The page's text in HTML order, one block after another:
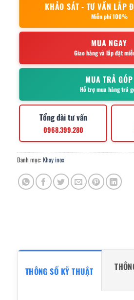
KHẢO SÁT - TƯ VẤN LẮP
Miễn phí 100%
MUA NGAY
Giao hàng và lắp đặt
MUA TRẢ GÓP
Hỗ trợ mua hàng trả
Tổng đài tư vấn
0968.399.280
Danh mục: Khay inox
THÔNG SỐ KỸ THUẬT